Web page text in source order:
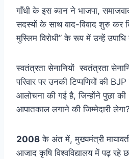
गाँधी के इस ब्यान ने भाजपा,
सदस्यों के साथ वाद-विवाद शुरु कर
मुस्लिम विरोधी” के रूप में उन्हें उपाधि
स्वतंत्रता सेनानियों स्वतंत्रता
परिवार पर उनकी टिप्पणियों की
आलोचना की गई है, जिन्होंने पुछा की
आपातकाल लगाने की जिम्मेदारी
2008 के अंत में, मुख्यमंत्री
आजाद कृषि विश्वविद्यालय में पढ़ रहे